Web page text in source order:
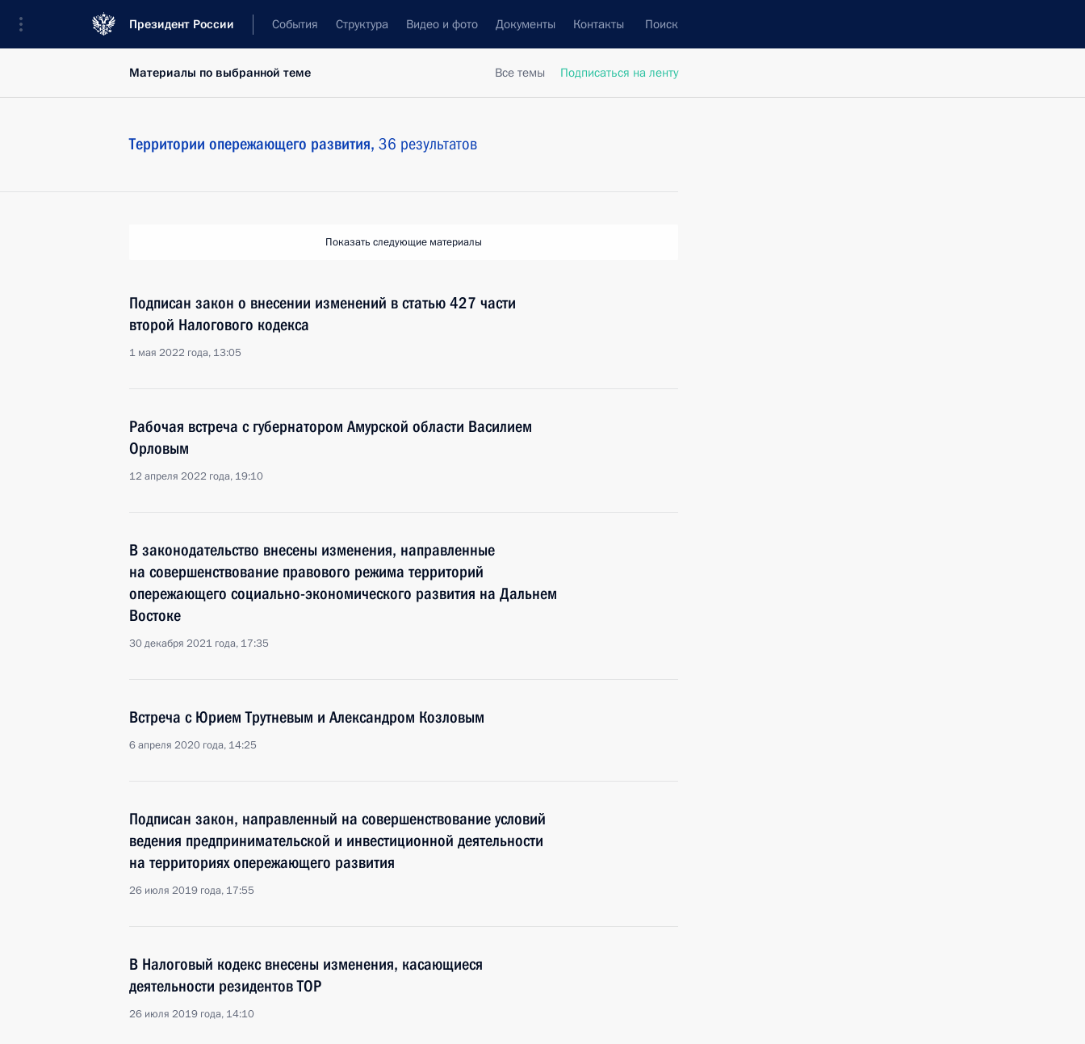
Президент России События Структура Видео и фото Документы Контакты Поиск
Все темы Подписаться на ленту
Материалы по выбранной теме
Территории опережающего развития, 36 результатов
Показать следующие материалы
Подписан закон о внесении изменений в статью 427 части
второй Налогового кодекса
1 мая 2022 года, 13:05
Рабочая встреча с губернатором Амурской области Василием
Орловым
12 апреля 2022 года, 19:10
В законодательство внесены изменения, направленные
на совершенствование правового режима территорий
опережающего социально-экономического развития на Дальнем
Востоке
30 декабря 2021 года, 17:35
Встреча с Юрием Трутневым и Александром Козловым
6 апреля 2020 года, 14:25
Подписан закон, направленный на совершенствование условий
ведения предпринимательской и инвестиционной деятельности
на территориях опережающего развития
26 июля 2019 года, 17:55
В Налоговый кодекс внесены изменения, касающиеся
деятельности резидентов ТОР
26 июля 2019 года, 14:10